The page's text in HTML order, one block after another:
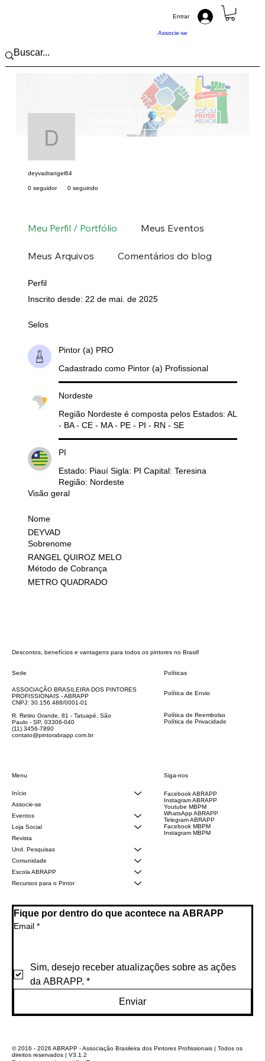
Associe-se
Entrar
deyvadrangel64
Seguir
deyvadrangel64
0 seguidor 0 seguindo
Meu Perfil / Portfólio Meus Eventos
Meus Arquivos Comentários do blog
Perfil
Inscrito desde: 22 de mai. de 2025
Selos
Pintor (a) PRO
Cadastrado como Pintor (a) Profissional
Nordeste
Região Nordeste é composta pelos Estados: AL
- BA - CE - MA - PE - PI - RN - SE
PI
Estado: Piauí Sigla: PI Capital: Teresina
Região: Nordeste
Visão geral
Nome
DEYVAD
Sobrenome
RANGEL QUIROZ MELO
Método de Cobrança
METRO QUADRADO
Descontos, benefícios e vantagens para todos os pintores no Brasil!
Sede
ASSOCIAÇÃO BRASILEIRA DOS PINTORES
PROFISSIONAIS - ABRAPP
CNPJ: 30.156.488/0001-01
R. Retiro Grande, 81 - Tatuapé, São
Paulo - SP, 03306-040
(11) 3456-7890
contato@pintorabrapp.com.br
Menu
Início
Associe-se
Eventos
Loja Social
Revista
Und. Pesquisas
Comunidade
Escola ABRAPP
Recursos para o Pintor
Políticas
Política de Envio
Política de Reembolso
Política de Privacidade
Siga-nos
Facebook ABRAPP
Instagram ABRAPP
Youtube MBPM
WhatsApp ABRAPP
Telegram ABRAPP
Facebook MBPM
Instagram MBPM
Fique por dentro do que acontece na ABRAPP
Email *
Sim, desejo receber atualizações sobre as ações
da ABRAPP. *
Enviar
© 2016 - 2026 ABRAPP - Associação Brasileira dos Pintores Profissionais | Todos os
direitos reservados | V3.1.2